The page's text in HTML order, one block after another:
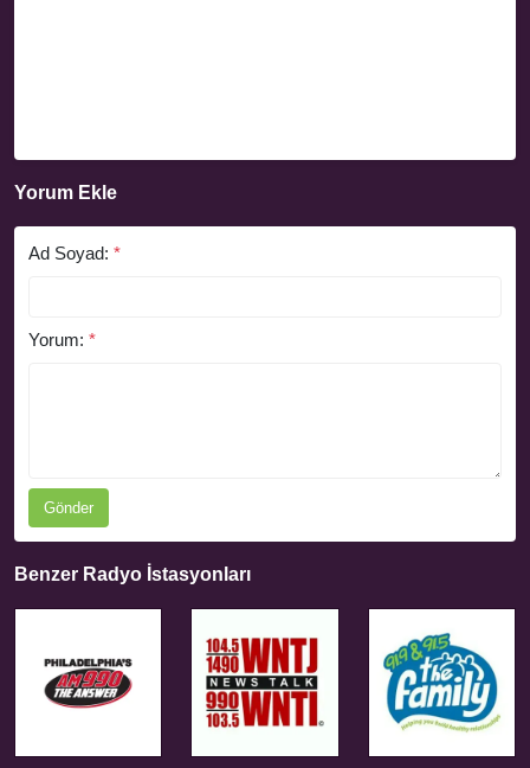
Yorum Ekle
Ad Soyad: *
Yorum: *
Gönder
Benzer Radyo İstasyonları